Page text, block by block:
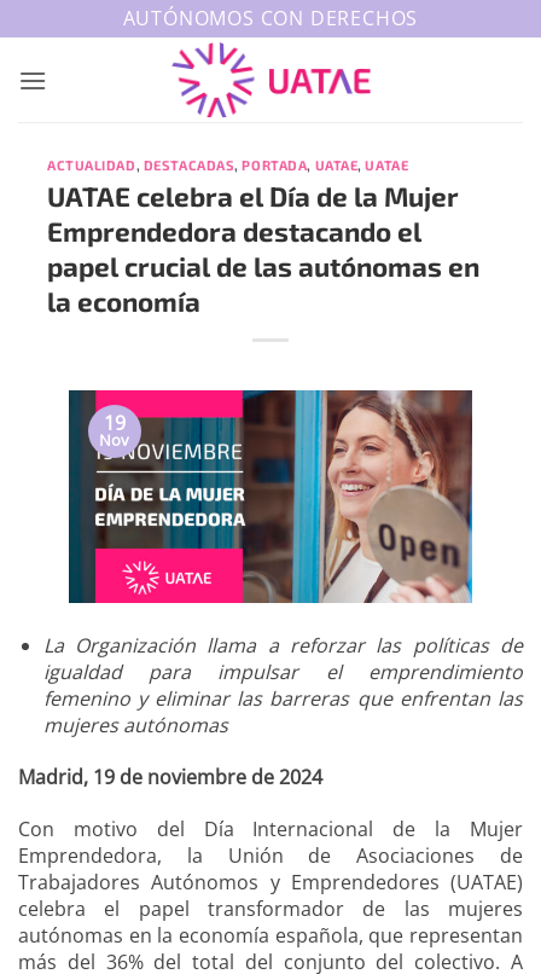
al
AUTÓNOMOS CON DERECHOS
ACTUALIDAD, DESTACADAS,PORTADA, UATAE,UATAE
UATAE celebra el Día de la Mujer
Emprendedora destacando el
papel crucial de las autónomas en
la economía
19
Nov
La Organización llama a reforzar las políticas de
igualdad para impulsar el emprendimiento
femenino y eliminar las barreras que enfrentan las
mujeres autónomas
Madrid, 19 de noviembre de 2024
Con motivo del Día Internacional de la Mujer
Emprendedora, la Unión de Asociaciones de
Trabajadores Autónomos y Emprendedores (UATAE)
celebra el papel transformador de las mujeres
autónomas en la economía española, que representan
más del 36% del total del conjunto del colectivo. A